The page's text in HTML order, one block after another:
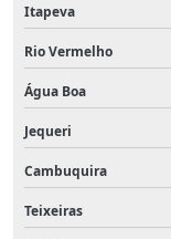
Itapeva
Rio Vermelho
Água Boa
Jequeri
Cambuquira
Teixeiras